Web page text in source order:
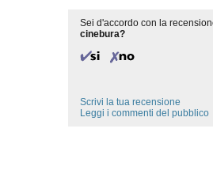
Sei d'accordo con la
cinebura?
Scrivi la tua recensione
Leggi i commenti del pubblico